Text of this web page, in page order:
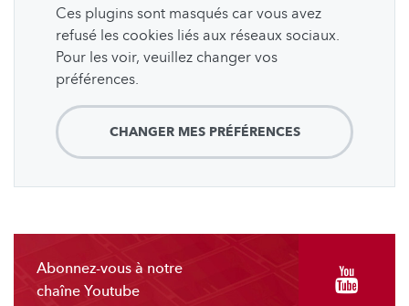
Ces plugins sont masqués car vous avez
refusé les cookies liés aux réseaux sociaux.
Pour les voir, veuillez changer vos
préférences.
CHANGER MES PRÉFÉRENCES
Abonnez-vous à notre
chaîne Youtube